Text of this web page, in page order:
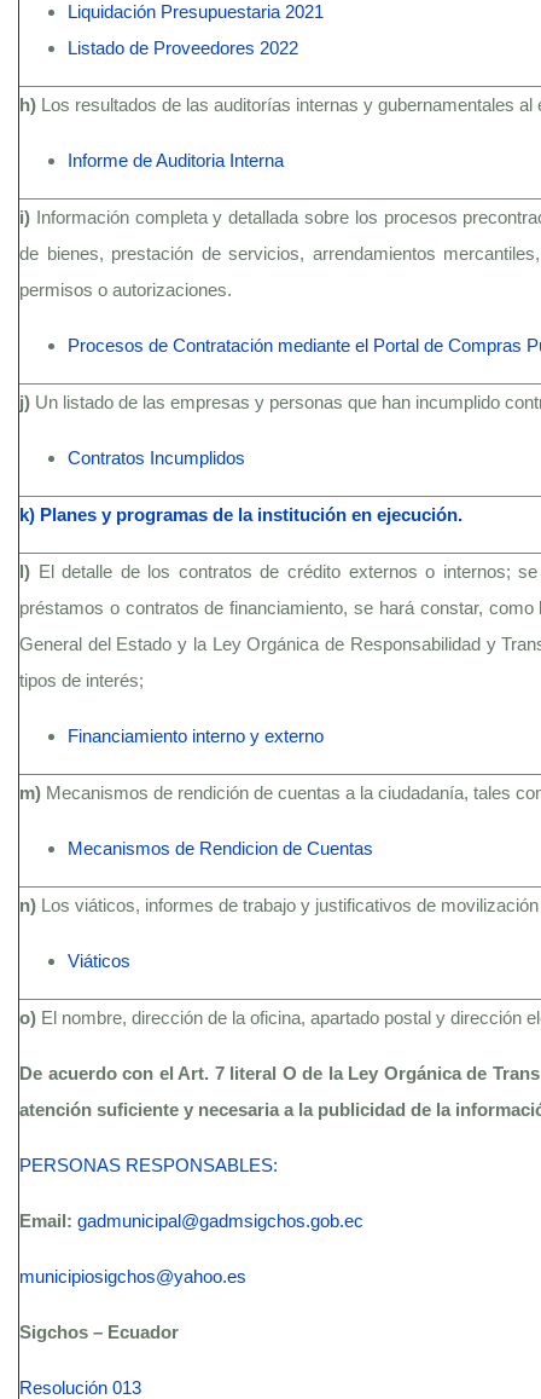
Liquidación Presupuestaria 2021
Listado de Proveedores 2022
h) Los resultados de las auditorías internas y gubernamentales al
Informe de Auditoria Interna
i) Información completa y detallada sobre los procesos
de bienes, prestación de servicios, arrendamientos
permisos o autorizaciones.
Procesos de Contratación mediante el Portal de Compras
j) Un listado de las empresas y personas que han incumplido
Contratos Incumplidos
k) Planes y programas de la institución en ejecución.
l) El detalle de los contratos de crédito externos o internos;
préstamos o contratos de financiamiento, se hará constar,
General del Estado y la Ley Orgánica de Responsabilidad y
tipos de interés;
Financiamiento interno y externo
m) Mecanismos de rendición de cuentas a la ciudadanía, tales
Mecanismos de Rendicion de Cuentas
n) Los viáticos, informes de trabajo y justificativos de
Viáticos
o) El nombre, dirección de la oficina, apartado postal y dirección
De acuerdo con el Art. 7 literal O de la Ley Orgánica de
atención suficiente y necesaria a la publicidad de la
PERSONAS RESPONSABLES:
Email: gadmunicipal@gadmsigchos.gob.ec
municipiosigchos@yahoo.es
Sigchos – Ecuador
Resolución 013